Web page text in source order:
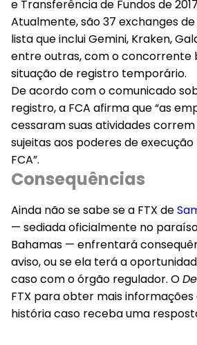
e Transferência de Fundos de
Atualmente, são 37 exchanges
lista que inclui Gemini, Kraken,
entre outras, com o concorrente
situação de registro temporário.
De acordo com o comunicado
registro, a FCA afirma que “as
cessaram suas atividades
sujeitas aos poderes de
FCA”.
Consequências
Ainda não se sabe se a FTX de
— sediada oficialmente no
Bahamas — enfrentará
aviso, ou se ela terá a
caso com o órgão regulador. O
FTX para obter mais
história caso receba uma